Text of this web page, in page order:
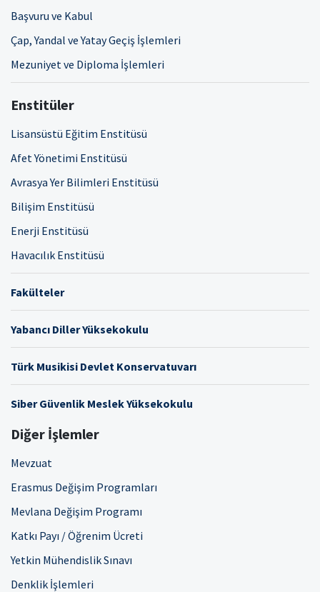
Başvuru ve Kabul
Çap, Yandal ve Yatay Geçiş İşlemleri
Mezuniyet ve Diploma İşlemleri
Enstitüler
Lisansüstü Eğitim Enstitüsü
Afet Yönetimi Enstitüsü
Avrasya Yer Bilimleri Enstitüsü
Bilişim Enstitüsü
Enerji Enstitüsü
Havacılık Enstitüsü
Fakülteler
Yabancı Diller Yüksekokulu
Türk Musikisi Devlet Konservatuvarı
Siber Güvenlik Meslek Yüksekokulu
Diğer İşlemler
Mevzuat
Erasmus Değişim Programları
Mevlana Değişim Programı
Katkı Payı / Öğrenim Ücreti
Yetkin Mühendislik Sınavı
Denklik İşlemleri